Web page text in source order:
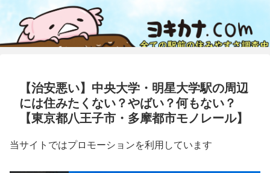
【治安悪い】中央大学・明星大学駅の周辺
には住みたくない？やばい？何もない？
【東京都八王子市・多摩都市モノレール】
当サイトではプロモーションを利用しています